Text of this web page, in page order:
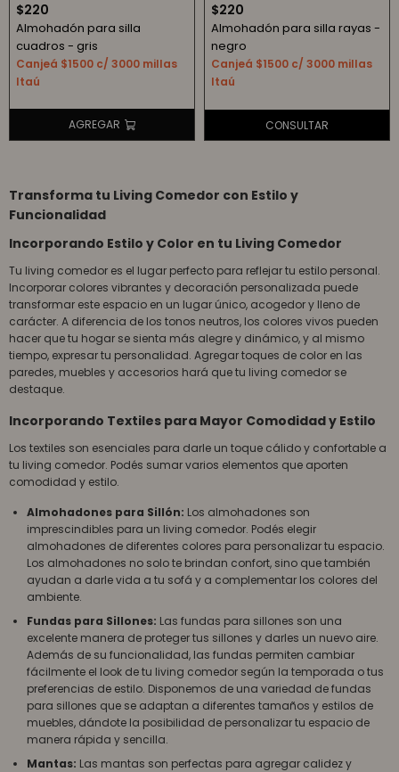
$220
Almohadón para silla
cuadros - gris
Canjeá $1500 c/ 3000 millas
Itaú
$220
Almohadón para silla rayas -
negro
Canjeá $1500 c/ 3000 millas
Itaú
Transforma tu Living Comedor con Estilo y
Funcionalidad
Incorporando Estilo y Color en tu Living Comedor
Tu living comedor es el lugar perfecto para reflejar tu estilo personal.
Incorporar colores vibrantes y decoración personalizada puede
transformar este espacio en un lugar único, acogedor y lleno de
carácter. A diferencia de los tonos neutros, los colores vivos pueden
hacer que tu hogar se sienta más alegre y dinámico, y al mismo
tiempo, expresar tu personalidad. Agregar toques de color en las
paredes, muebles y accesorios hará que tu living comedor se
destaque.
Incorporando Textiles para Mayor Comodidad y Estilo
Los textiles son esenciales para darle un toque cálido y confortable a
tu living comedor. Podés sumar varios elementos que aporten
comodidad y estilo.
Almohadones para Sillón: Los almohadones son
imprescindibles para un living comedor. Podés elegir
almohadones de diferentes colores para personalizar tu espacio.
Los almohadones no solo te brindan confort, sino que también
ayudan a darle vida a tu sofá y a complementar los colores del
ambiente.
Fundas para Sillones: Las fundas para sillones son una
excelente manera de proteger tus sillones y darles un nuevo aire.
Además de su funcionalidad, las fundas permiten cambiar
fácilmente el look de tu living comedor según la temporada o tus
preferencias de estilo. Disponemos de una variedad de fundas
para sillones que se adaptan a diferentes tamaños y estilos de
muebles, dándote la posibilidad de personalizar tu espacio de
manera rápida y sencilla.
Mantas: Las mantas son perfectas para agregar calidez y